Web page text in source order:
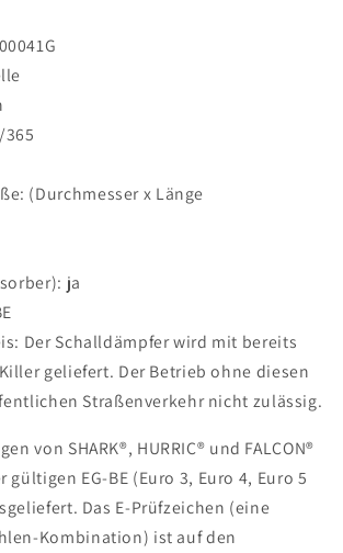
365
(Durchmesser x Länge
ja
Der Schalldämpfer wird mit bereits
geliefert. Der Betrieb ohne diesen
Straßenverkehr nicht zulässig.
von SHARK®, HURRIC® und FALCON®
EG-BE (Euro 3, Euro 4, Euro 5
Das E-Prüfzeichen (eine
Kombination) ist auf den